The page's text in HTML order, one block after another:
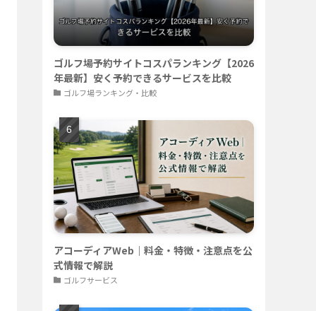
ゴルフ場予約サイトコスパランキング【2026
年最新】安く予約できるサービスを比較
ゴルフ場ランキング・比較
アコーディアWeb｜料金・特徴・注意点を公
式情報で解説
ゴルフサービス